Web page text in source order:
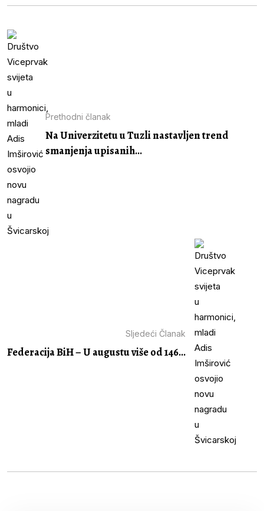
Prethodni članak
Na Univerzitetu u Tuzli nastavljen trend
smanjenja upisanih...
Sljedeći Članak
Federacija BiH – U augustu više od 146...